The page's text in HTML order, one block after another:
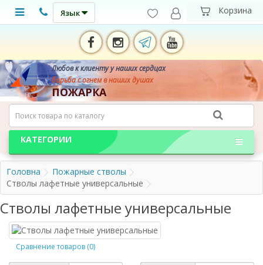
Язык
Любов к клиенту у наших сердцах
борьба с огнем в наших душах
ПОЖАРКА
КАТЕГОРИИ
Головна
Пожарные стволы
Стволы лафетные универсальные
Стволы лафетные универсальные
Сравнение товаров (0)